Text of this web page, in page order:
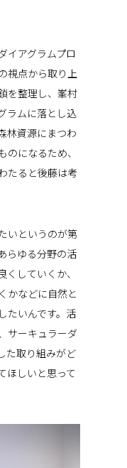
イアグラムプロ
視点から取り上
を整理し、峯村
ラムに落とし込
林資源にまつわ
のになるため、
たると後藤は考
いというのが第
らゆる分野の活
していくか、
かなどに自然と
たいんです。活
サーキュラーダ
た取り組みがど
ほしいと思って